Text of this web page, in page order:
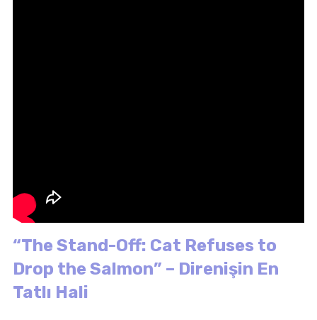
“The Stand-Off: Cat Refuses to
Drop the Salmon” – Direnişin En
Tatlı Hali